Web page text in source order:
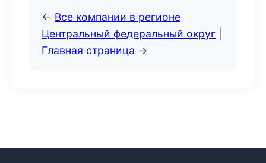
← Все компании в регионе
Центральный федеральный округ
Главная страница →